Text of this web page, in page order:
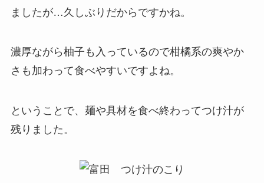
ましたが…久しぶりだからですかね。
濃厚ながら柚子も入っているので柑橘系の爽やか
さも加わって食べやすいですよね。
ということで、麺や具材を食べ終わってつけ汁が
残りました。